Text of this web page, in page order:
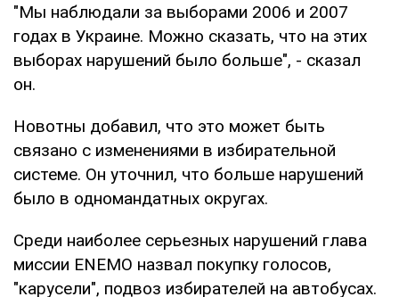
"Мы наблюдали за выборами 2006 и 2007
годах в Украине. Можно сказать, что на этих
выборах нарушений было больше", - сказал
он.
Новотны добавил, что это может быть
связано с изменениями в избирательной
системе. Он уточнил, что больше нарушений
было в одномандатных округах.
Среди наиболее серьезных нарушений глава
миссии ENEMO назвал покупку голосов,
"карусели", подвоз избирателей на автобусах.